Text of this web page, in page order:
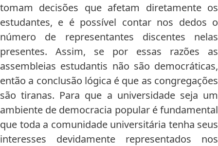
tomam decisões que afetam diretamente os
estudantes, e é possível contar nos dedos o
número de representantes discentes nelas
presentes. Assim, se por essas razões as
assembleias estudantis não são democráticas,
então a conclusão lógica é que as congregações
são tiranas. Para que a universidade seja um
ambiente de democracia popular é fundamental
que toda a comunidade universitária tenha seus
interesses devidamente representados nos